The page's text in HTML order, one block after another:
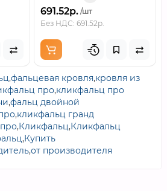
691.52р. /шт
Без НДС: 691.52р.
,фальцевая кровля,кровля из
про,кликфальц про
,фальц двойной
,кликфальц гранд
,Кликфальц,Кликфальц
,Купить
,от производителя